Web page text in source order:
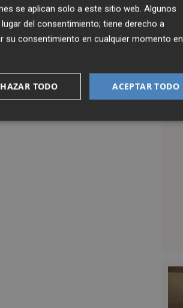
se aplican solo a este sitio web. Algunos
del consentimiento; tiene derecho a
su consentimiento en cualquier momento en
ACEPTAR TODO
TODO